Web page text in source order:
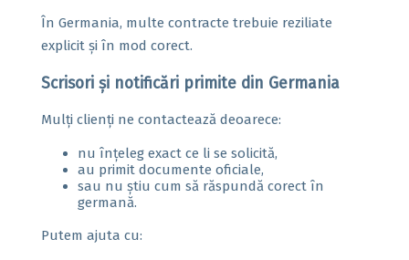
În Germania, multe contracte trebuie reziliate
explicit și în mod corect.
Scrisori și notificări primite din Germania
Mulți clienți ne contactează deoarece:
nu înțeleg exact ce li se solicită,
au primit documente oficiale,
sau nu știu cum să răspundă corect în
germană.
Putem ajuta cu: